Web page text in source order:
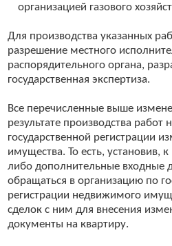
организацией газового
Для производства указанных
разрешение местного
распорядительного органа,
государственная экспертиза.
Все перечисленные выше
результате производства работ
государственной регистрации
имущества. То есть, установив,
либо дополнительные входные
обращаться в организацию по
регистрации недвижимого
сделок с ним для внесения
документы на квартиру.